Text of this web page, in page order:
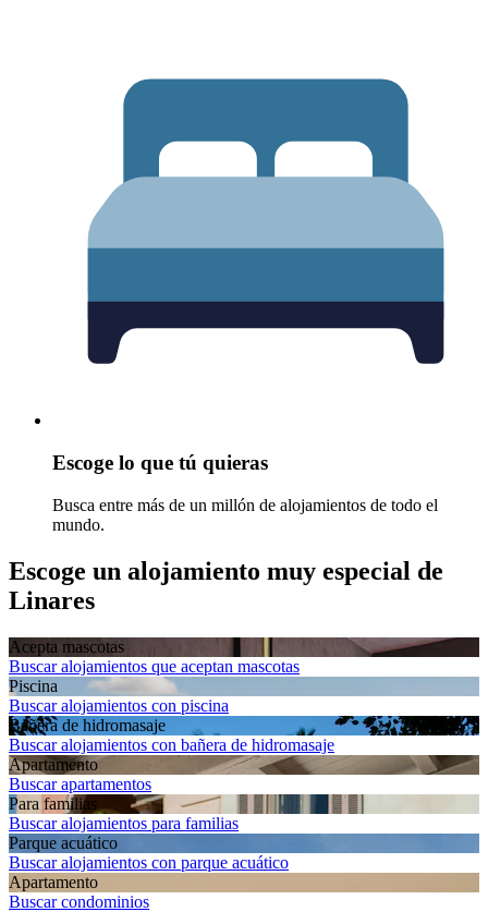
Escoge lo que tú quieras
Busca entre más de un millón de alojamientos de todo el
mundo.
Escoge un alojamiento muy especial de
Linares
Acepta mascotas
Buscar alojamientos que aceptan mascotas
Piscina
Buscar alojamientos con piscina
Bañera de hidromasaje
Buscar alojamientos con bañera de hidromasaje
Apartamento
Buscar apartamentos
Para familias
Buscar alojamientos para familias
Parque acuático
Buscar alojamientos con parque acuático
Apartamento
Buscar condominios